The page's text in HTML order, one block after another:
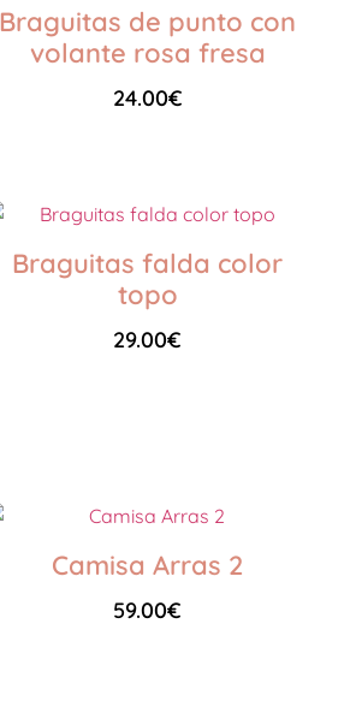
Braguitas de punto con
volante rosa fresa
24.00€
Braguitas falda color
topo
29.00€
Camisa Arras 2
59.00€